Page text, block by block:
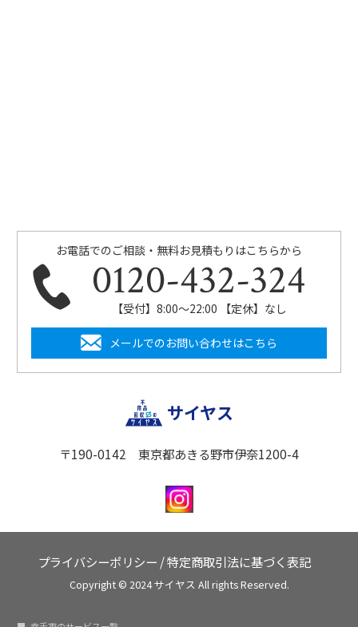
お電話でのご相談・無料お見積もりはこちらから
0120-432-324
【受付】8:00〜22:00 【定休】なし
メールでのお問い合わせはこちら
サイヤス
〒190-0142 東京都あきる野市伊奈1200-4
プライバシーポリシー /特定商取引法に基づく表記
Copyright © 2024 サイヤス All rights Reserved.